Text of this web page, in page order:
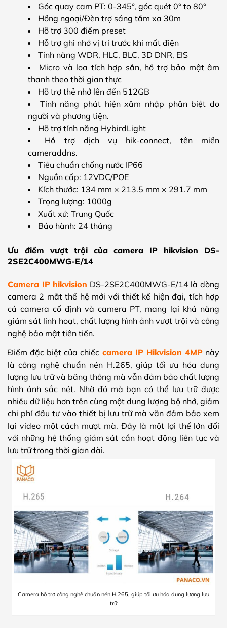
Góc quay cam PT: 0-345°, góc quét 0° to 80°
Hồng ngoại/Đèn trợ sáng tầm xa 30m
Hỗ trợ 300 điểm preset
Hỗ trợ ghi nhớ vị trí trước khi mất điện
Tính năng WDR, HLC, BLC, 3D DNR, EIS
Micro và loa tích hợp sẵn, hỗ trợ bảo mật âm
thanh theo thời gian thực
Hỗ trợ thẻ nhớ lên đến 512GB
Tính năng phát hiện xâm nhập phân biệt do
người và phương tiện.
Hỗ trợ tính năng HybirdLight
Hỗ trợ dịch vụ hik-connect, tên miền
cameraddns.
Tiêu chuẩn chống nước IP66
Nguồn cấp: 12VDC/POE
Kích thước: 134 mm × 213.5 mm × 291.7 mm
Trọng lượng: 1000g
Xuất xứ: Trung Quốc
Bảo hành: 24 tháng
Ưu điểm vượt trội của camera IP hikvision DS-
2SE2C400MWG-E/14
Camera IP hikvision DS-2SE2C400MWG-E/14 là dòng
camera 2 mắt thế hệ mới với thiết kế hiện đại, tích hợp
cả camera cố định và camera PT, mang lại khả năng
giám sát linh hoạt, chất lượng hình ảnh vượt trội và công
nghệ bảo mật tiên tiến.
Điểm đặc biệt của chiếc camera IP Hikvision 4MP này
là công nghệ chuẩn nén H.265, giúp tối ưu hóa dung
lượng lưu trữ và băng thông mà vẫn đảm bảo chất lượng
hình ảnh sắc nét. Nhờ đó mà bạn có thể lưu trữ được
nhiều dữ liệu hơn trên cùng một dung lượng bộ nhớ, giảm
chi phí đầu tư vào thiết bị lưu trữ mà vẫn đảm bảo xem
lại video một cách mượt mà. Đây là một lợi thế lớn đối
với những hệ thống giám sát cần hoạt động liên tục và
lưu trữ trong thời gian dài.
Camera hỗ trợ công nghệ chuẩn nén H.265, giúp tối ưu hóa dung lượng lưu
trữ